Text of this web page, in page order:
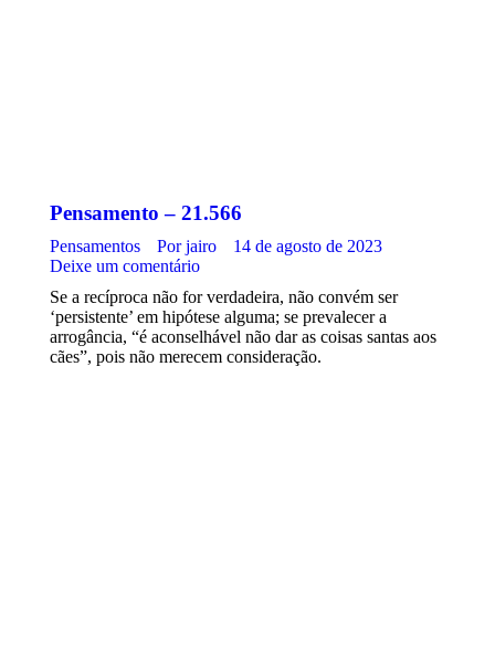
Pensamento – 21.566
Pensamentos Porjairo
14 de agosto de 2023
Deixe um comentário
Se a recíproca não for verdadeira, não convém ser
‘persistente’ em hipótese alguma; se prevalecer a
arrogância, “é aconselhável não dar as coisas santas aos
cães”, pois não merecem consideração.